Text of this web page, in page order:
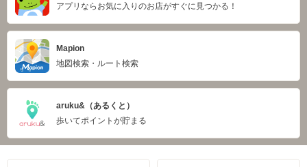
アプリならお気に入りのお店がすぐに見つかる！
Mapion
地図検索・ルート検索
aruku&（あるくと）
歩いてポイントが貯まる